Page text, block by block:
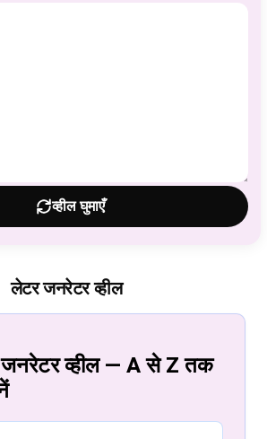
व्हील घुमाएँ
लेटर जनरेटर व्हील
व्हील — A से Z तक